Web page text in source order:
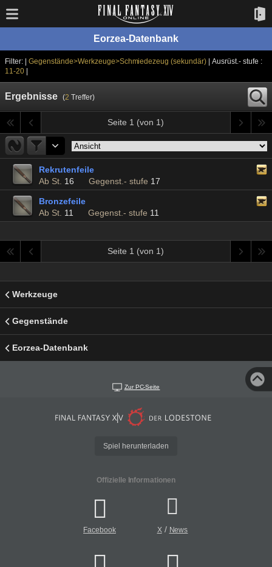
Eorzea-Datenbank
Filter: | Gegenstände>Werkzeuge>Schmiedezeug (sekundär)
| Ausrüst.- stufe :
11-20|
Ergebnisse (2 Treffer)
Seite 1 (von 1)
Rekrutenfeile
Ab St. 16 Gegenst.- stufe 17
Bronzefeile
Ab St. 11 Gegenst.- stufe 11
Seite 1 (von 1)
Werkzeuge
Gegenstände
Eorzea-Datenbank
Zur PC-Seite
Spiel herunterladen
Offizielle Informationen
Facebook X/ News